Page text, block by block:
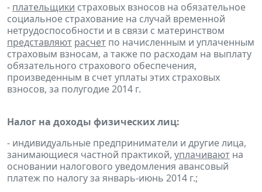
- плательщики страховых взносов на обязательное
социальное страхование на случай временной
нетрудоспособности и в связи с материнством
представляют расчет по начисленным и уплаченным
страховым взносам, а также по расходам на выплату
обязательного страхового обеспечения,
произведенным в счет уплаты этих страховых
взносов, за полугодие 2014 г.
Налог на доходы физических лиц:
- индивидуальные предприниматели и другие лица,
занимающиеся частной практикой, уплачивают на
основании налогового уведомления авансовый
платеж по налогу за январь-июнь 2014 г.;